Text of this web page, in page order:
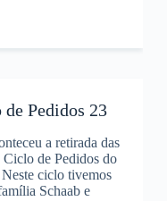
Pedidos 23
a retirada das
de Pedidos do
ciclo tivemos
Schaab e